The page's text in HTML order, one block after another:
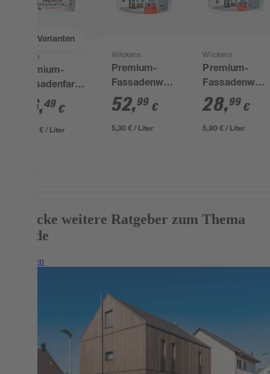
Varianten
Alpina
Premium-
Fassadenfarbe
weiß matt 2,5 l
36,49 €
14,60 € / Liter
Wilckens
Premium-
Fassadenweiß
10 l
52,99 €
5,30 € / Liter
Wilckens
Premium-
Fassadenweiß
5 l
28,99 €
5,80 € / Liter
Entdecke weitere Ratgeber zum Thema
Fassade
Weiterlesen